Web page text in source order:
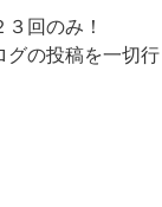
回のみ！
グの投稿を一切行